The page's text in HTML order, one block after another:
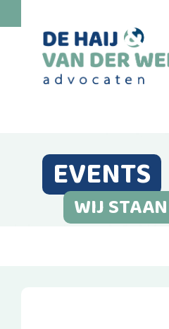
EVENTS
WIJ